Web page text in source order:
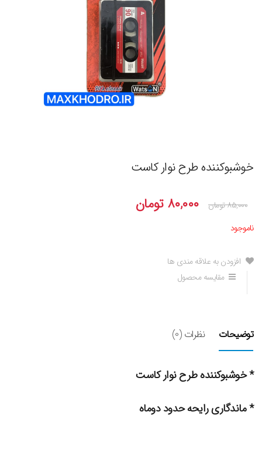
خوشبوکننده طرح نوار کاست
۸۵,۰۰۰تومان ۸۰,۰۰۰ تومان
ناموجود
افزودن به علاقه مندی ها
مقایسه محصول
توضیحات نظرات (0)
* خوشبوکننده طرح نوار کاست
* ماندگاری رایحه حدود دوماه